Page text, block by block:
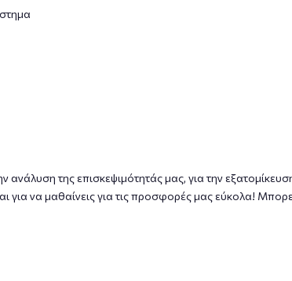
της επισκεψιμότητάς μας, για την
για να μαθαίνεις για τις προσφορές μας εύκολα!